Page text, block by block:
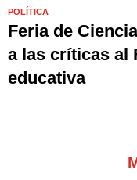
POLÍTICA
Feria de
a las críticas al
educativa